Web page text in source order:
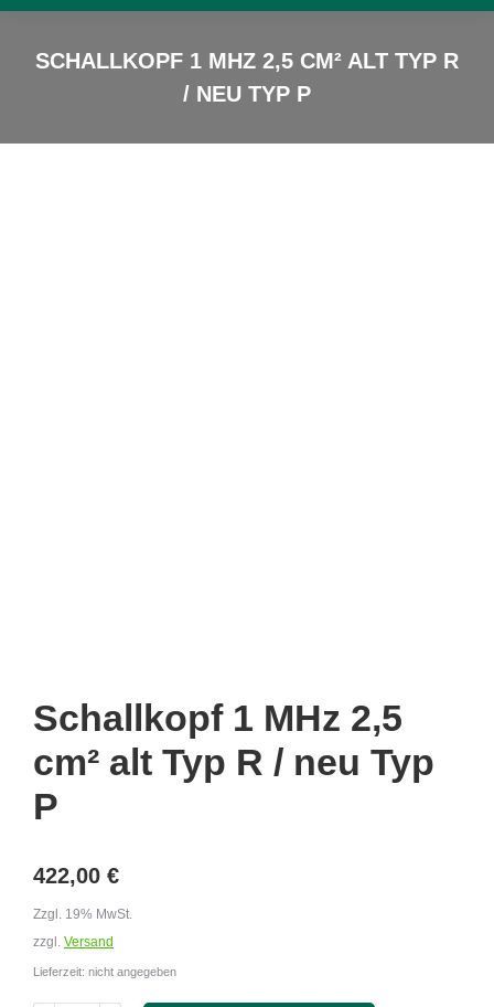
SCHALLKOPF 1 MHZ 2,5 CM² ALT TYP R
/ NEU TYP P
Schallkopf 1 MHz 2,5
cm² alt Typ R / neu Typ
P
422,00 €
Zzgl. 19% MwSt.
zzgl. Versand
Lieferzeit: nicht angegeben